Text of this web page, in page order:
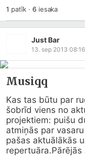
1 patīk ·6iesaka
Just Bar
13. sep 2013 08:16
Musiqq
Kas tas būtu par
šobrīd viens no
projektiem: puišu
atmiņās par
pašas aktuālākās
repertuāra.Pārējās